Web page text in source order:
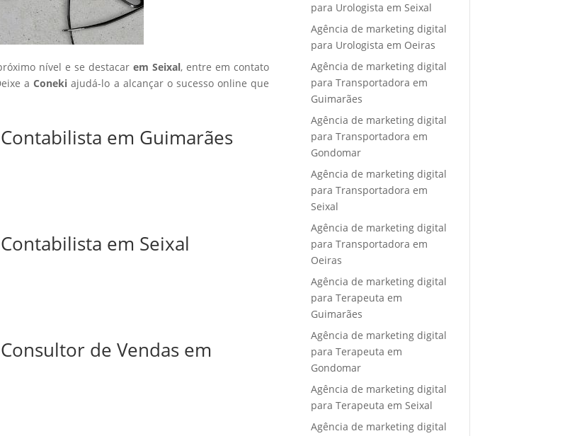
nível e se destacar em Seixal, entre em contato
aConeki ajudá-lo a alcançar o sucesso online que
em Guimarães
em Seixal
de Vendas em
para Urologista em Seixal
Agência de marketing digital
para Urologista em Oeiras
Agência de marketing digital
para Transportadora em
Guimarães
Agência de marketing digital
para Transportadora em
Gondomar
Agência de marketing digital
para Transportadora em
Seixal
Agência de marketing digital
para Transportadora em
Oeiras
Agência de marketing digital
para Terapeuta em
Guimarães
Agência de marketing digital
para Terapeuta em
Gondomar
Agência de marketing digital
para Terapeuta em Seixal
Agência de marketing digital